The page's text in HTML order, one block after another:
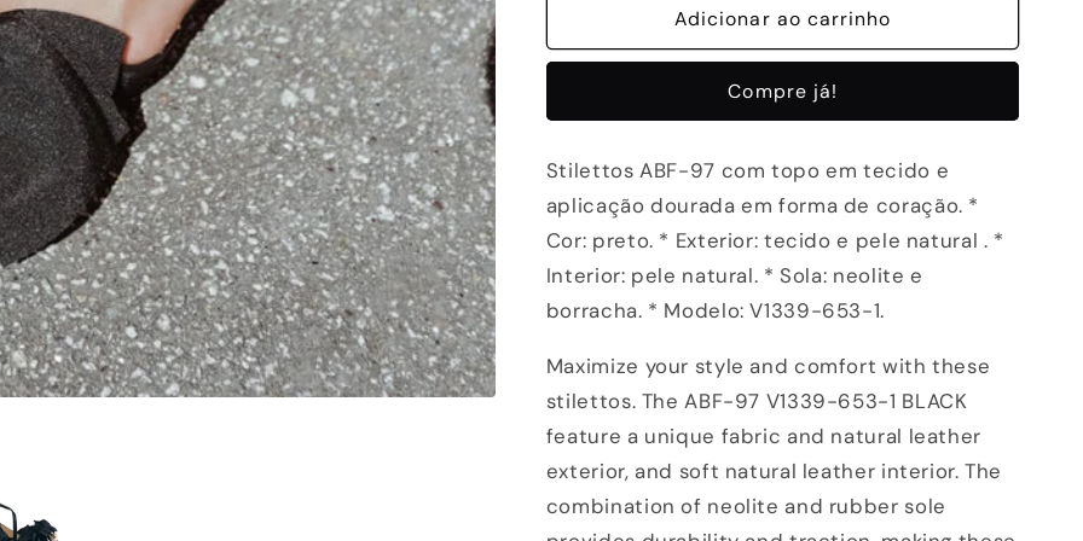
STILETTOS
-
653-
1
BLACK
de
STILETTOS
-
653-
1
BLACK
Adicionar ao carrinho
Compre já!
Stilettos ABF-97 com topo em tecido e
aplicação dourada em forma de coração. *
Cor: preto. * Exterior: tecido e pele natural . *
Interior: pele natural. * Sola: neolite e
borracha. * Modelo: V1339-653-1.
Maximize your style and comfort with these
stilettos. The ABF-97 V1339-653-1 BLACK
feature a unique fabric and natural leather
exterior, and soft natural leather interior. The
combination of neolite and rubber sole